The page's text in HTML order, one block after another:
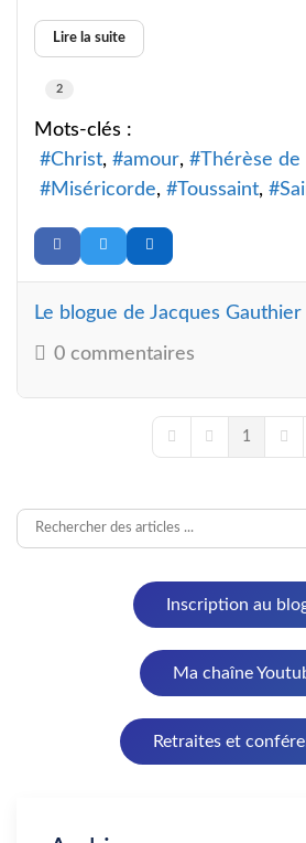
Lire la suite
2
Mots-clés :
Christ
amour
Thérèse de
Miséricorde
Toussaint
Le blogue de Jacques Gauthier
0 commentaires
First PagePrevious Page
1
Inscription au
Ma chaîne
Retraites et